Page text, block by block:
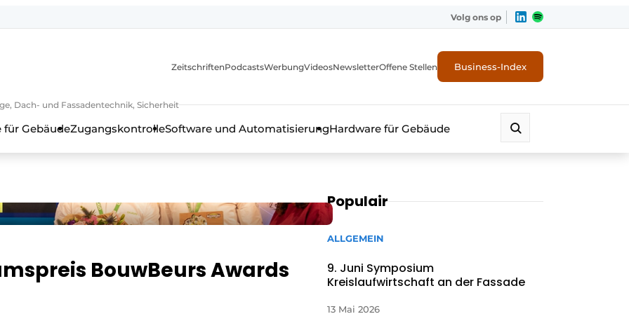
Beschläge, Dach- und Fassadentechnik, Sicherheit
- 20 Jahre Profil
Volg ons op
Dach- und Fassadentechnik, Sicherheit
ZeitschriftenPodcastsWerbungVideosNewsletterOffene Stellen Business-Index
für GebäudeZugangskontrolleSoftware und AutomatisierungHardware für Gebäude
BouwBeurs Awards
Populair
ALLGEMEIN
9. Juni Symposium
Kreislaufwirtschaft an der Fassade
13 Mai 2026